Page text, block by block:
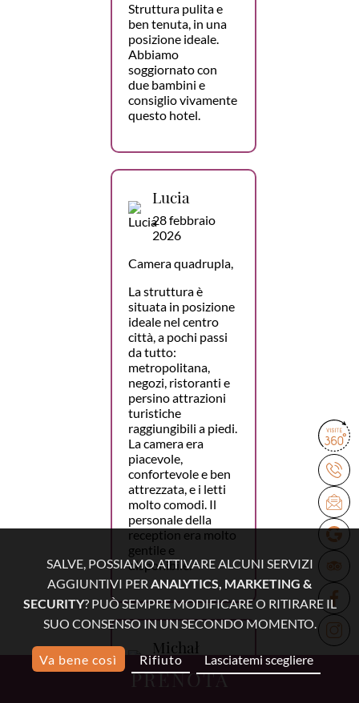
PRENOTA
Struttura pulita e
ben tenuta, in una
posizione ideale.
Abbiamo
soggiornato con
due bambini e
consiglio vivamente
questo hotel.
Lucia
28 febbraio
2026
Camera quadrupla,
La struttura è
situata in posizione
ideale nel centro
città, a pochi passi
da tutto:
metropolitana,
negozi, ristoranti e
persino attrazioni
turistiche
raggiungibili a piedi.
La camera era
piacevole,
confortevole e ben
attrezzata, e i letti
molto comodi. Il
personale della
reception era molto
gentile e
disponibile.
Michał
15 febbraio
2026
SALVE, POSSIAMO ATTIVARE ALCUNI SERVIZI
AGGIUNTIVI PER ANALYTICS, MARKETING &
SECURITY? PUÒ SEMPRE MODIFICARE O RITIRARE IL
SUO CONSENSO IN UN SECONDO MOMENTO.
Va bene così Rifiuto Lasciatemi scegliere